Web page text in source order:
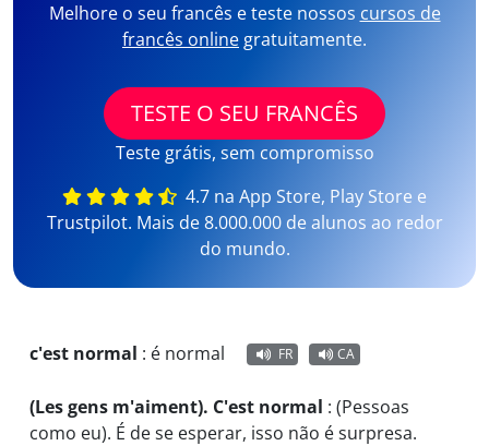
Melhore o seu francês e teste nossos cursos de
francês online gratuitamente.
TESTE O SEU FRANCÊS
Teste grátis, sem compromisso
4.7 na App Store, Play Store e
Trustpilot. Mais de 8.000.000 de alunos ao redor
do mundo.
c'est normal : é normal FR CA
(Les gens m'aiment). C'est normal : (Pessoas
como eu). É de se esperar, isso não é surpresa.